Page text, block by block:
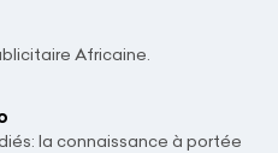
Africaine.
la connaissance à portée